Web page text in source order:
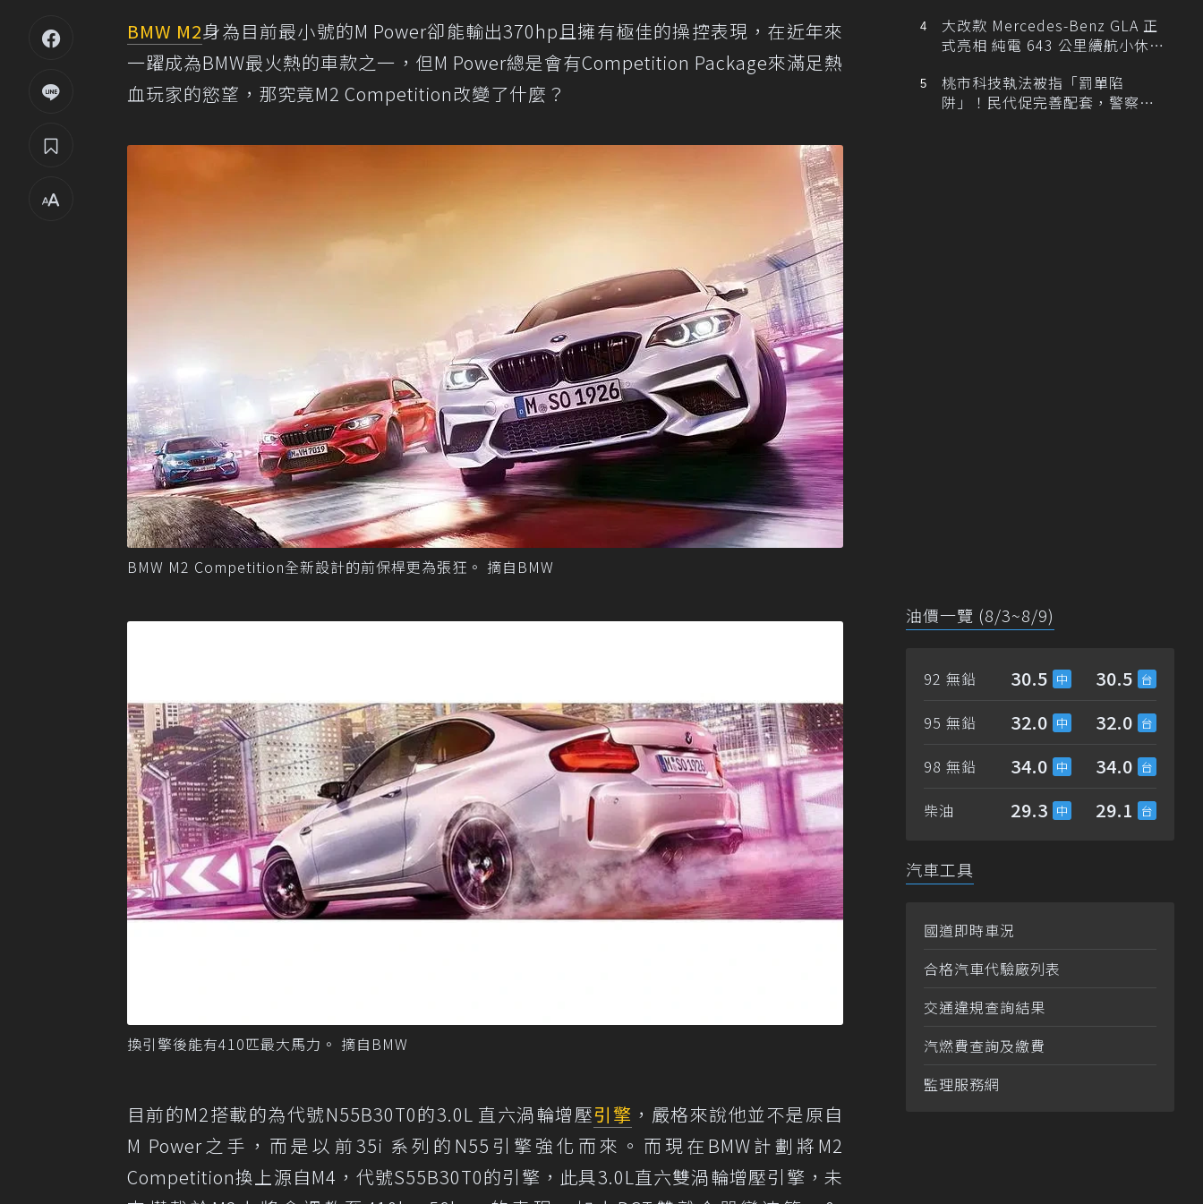
BMW M2身為目前最小號的M Power卻能輸出370hp且擁有極佳的操控表現，在近年來
一躍成為BMW最火熱的車款之一，但M Power總是會有Competition Package來滿足熱
血玩家的慾望，那究竟M2 Competition改變了什麼？
BMW M2 Competition全新設計的前保桿更為張狂。 摘自BMW
換引擎後能有410匹最大馬力。 摘自BMW
目前的M2搭載的為代號N55B30T0的3.0L 直六渦輪增壓引擎 ，嚴格來說他並不是原自
M Power之手，而是以前35i 系列的N55引擎強化而來。而現在BMW計劃將M2
Competition換上源自M4，代號S55B30T0的引擎，此具3.0L直六雙渦輪增壓引擎，未
大改款 Mercedes-Benz GLA 正
式亮相 純電 643 公里續航小休
桃市科技執法被指「罰單陷
阱」！民代促完善配套，警察局
油價一覽 (8/3~8/9)
92 無鉛 30.5 30.5
95 無鉛 32.0 32.0
98 無鉛 34.0 34.0
柴油 29.3 29.1
汽車工具
國道即時車況
合格汽車代驗廠列表
交通違規查詢結果
汽燃費查詢及繳費
監理服務網